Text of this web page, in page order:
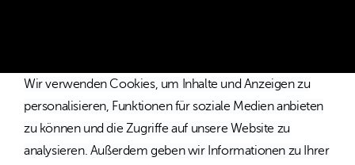
Wir verwenden Cookies, um Inhalte und Anzeigen zu
personalisieren, Funktionen für soziale Medien anbieten
zu können und die Zugriffe auf unsere Website zu
analysieren. Außerdem geben wir Informationen zu Ihrer